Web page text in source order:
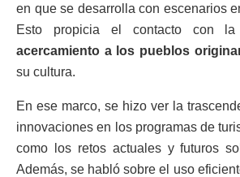
en que se desarrolla con escenarios
Esto propicia el contacto con
acercamiento a los pueblos
su cultura.
En ese marco, se hizo ver la
innovaciones en los programas de
como los retos actuales y futuros
Además, se habló sobre el uso